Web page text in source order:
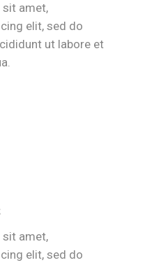
amet,
elit, sed do
ut labore et
amet,
elit, sed do